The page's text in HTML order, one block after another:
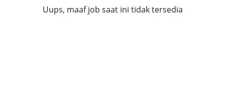
Uups, maaf job saat ini tidak tersedia